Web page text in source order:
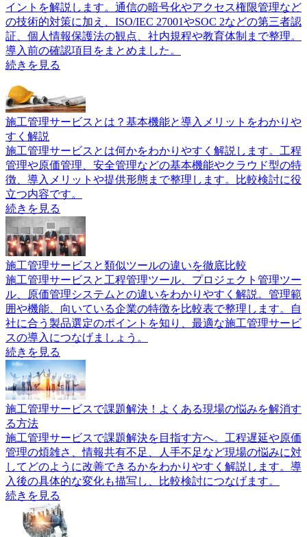
イントを解説します。通信の暗号化やアクセス権限管理など
の技術的対策に加え、ISO/IEC 27001やSOC 2などの第三者認
証、個人情報保護法の観点、社内規程や教育体制まで整理。
導入前の確認項目をまとめました。
続きを見る
施工管理サービスとは？基本機能と導入メリットをわかりや
すく解説
施工管理サービスとは何かをわかりやすく解説します。工程
管理や原価管理、安全管理などの基本機能やクラウド型の特
徴、導入メリットや提供形態まで整理します。比較検討に役
立つ内容です。
続きを見る
施工管理サービスと類似ツールの違いを徹底比較
施工管理サービスと工程管理ツール、プロジェクト管理ツー
ル、原価管理システムとの違いをわかりやすく解説。管理範
囲や機能、向いている企業の特徴を比較表で整理します。自
社に合う製品選定のポイントを知り、最適な施工管理サービ
スの導入につなげましょう。
続きを見る
施工管理サービスで課題解決！よくある現場の悩みを解消す
る方法
施工管理サービスで課題解決を目指す方へ。工程遅延や原価
管理の煩雑さ、情報共有不足、人手不足など現場の悩みに対
してどのように改善できるかをわかりやすく解説します。導
入後の具体的な変化も描写し、比較検討につなげます。
続きを見る